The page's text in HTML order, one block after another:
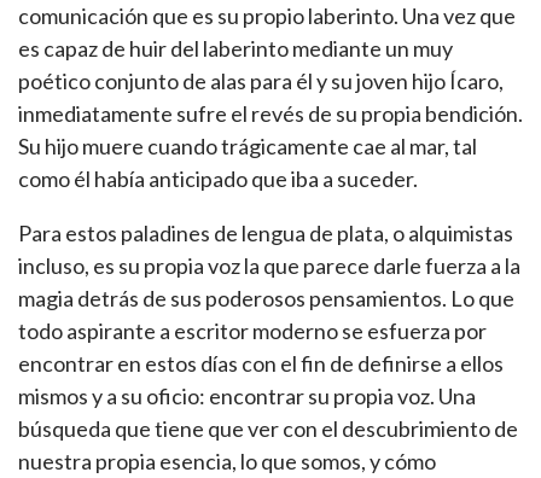
comunicación que es su propio laberinto. Una vez que
es capaz de huir del laberinto mediante un muy
poético conjunto de alas para él y su joven hijo Ícaro,
inmediatamente sufre el revés de su propia bendición.
Su hijo muere cuando trágicamente cae al mar, tal
como él había anticipado que iba a suceder.
Para estos paladines de lengua de plata, o alquimistas
incluso, es su propia voz la que parece darle fuerza a la
magia detrás de sus poderosos pensamientos. Lo que
todo aspirante a escritor moderno se esfuerza por
encontrar en estos días con el fin de definirse a ellos
mismos y a su oficio: encontrar su propia voz. Una
búsqueda que tiene que ver con el descubrimiento de
nuestra propia esencia, lo que somos, y cómo